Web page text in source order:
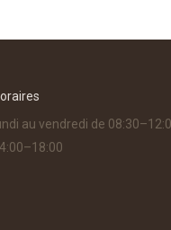
au vendredi de